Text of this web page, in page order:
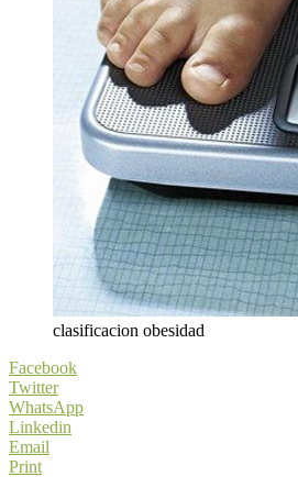
clasificacion obesidad
Facebook
Twitter
WhatsApp
Linkedin
Email
Print